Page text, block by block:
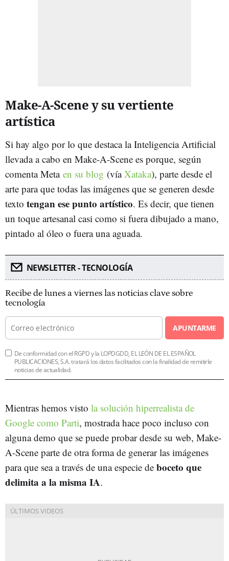
Make-A-Scene y su vertiente
artística
Si hay algo por lo que destaca la Inteligencia Artificial
llevada a cabo en Make-A-Scene es porque, según
comenta Meta en su blog (víaXataka), parte desde el
arte para que todas las imágenes que se generen desde
texto tengan ese punto artístico. Es decir, que tienen
un toque artesanal casi como si fuera dibujado a mano,
pintado al óleo o fuera una aguada.
NEWSLETTER - TECNOLOGÍA
Recibe de lunes a viernes las noticias clave sobre
tecnología
APUNTARME
De conformidad con el RGPD y la LOPDGDD, EL LEÓN DE EL ESPAÑOL
PUBLICACIONES, S.A. tratará los datos facilitados con la finalidad de remitirle
noticias de actualidad.
Mientras hemos visto la solución hiperrealista de
Google como Parti, mostrada hace poco incluso con
alguna demo que se puede probar desde su web, Make-
A-Scene parte de otra forma de generar las imágenes
para que sea a través de una especie de boceto que
delimita a la misma IA.